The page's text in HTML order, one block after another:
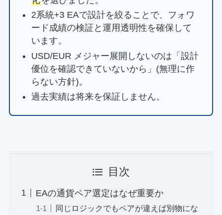
2系統+3 EAで設計を絞ることで、フォワ
ード成績の検証と運用透明性を確保して
います。
USD/EUR メジャー展開しないのは「設計
優位を確認できていないから」(無理に作
らない方針)。
過去実績は将来を保証しません。
目次
EAの通貨ペア選定はなぜ重要か
同じロジックでもペアが違えば別物にな